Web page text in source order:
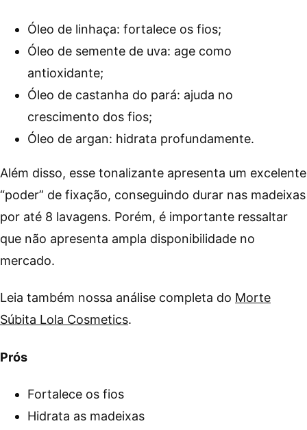
Óleo de linhaça: fortalece os fios;
Óleo de semente de uva: age como
antioxidante;
Óleo de castanha do pará: ajuda no
crescimento dos fios;
Óleo de argan: hidrata profundamente.
Além disso, esse tonalizante apresenta um excelente
“poder” de fixação, conseguindo durar nas madeixas
por até 8 lavagens. Porém, é importante ressaltar
que não apresenta ampla disponibilidade no
mercado.
Leia também nossa análise completa do Morte
Súbita Lola Cosmetics.
Prós
Fortalece os fios
Hidrata as madeixas